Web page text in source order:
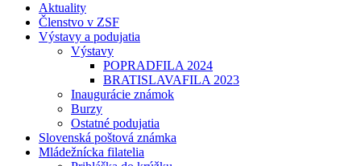
Aktuality
Členstvo v ZSF
Výstavy a podujatia
Výstavy
POPRADFILA 2024
BRATISLAVAFILA 2023
Inaugurácie známok
Burzy
Ostatné podujatia
Slovenská poštová známka
Mládežnícka filatelia